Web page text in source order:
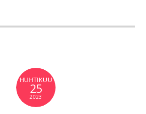
HUHTIKUU
25
2023